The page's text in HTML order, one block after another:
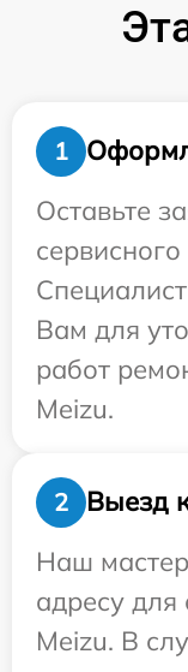
1
Оставьте
Вам для
работ
Meizu.
2
Выезд
Наш
адресу
Meizu. В